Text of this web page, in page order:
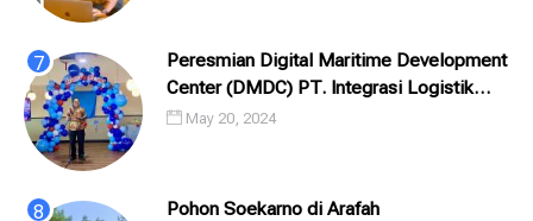
Peresmian Digital Maritime Development
Center (DMDC) PT. Integrasi Logistik
Cipta Solusi (ILCS) / Pelindo Solusi
May 20, 2024
Pohon Soekarno di Arafah